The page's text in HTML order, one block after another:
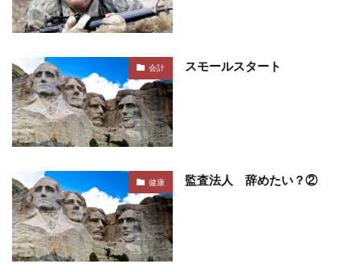
会計 スモールスタート
健康 監査法人 辞めたい？②